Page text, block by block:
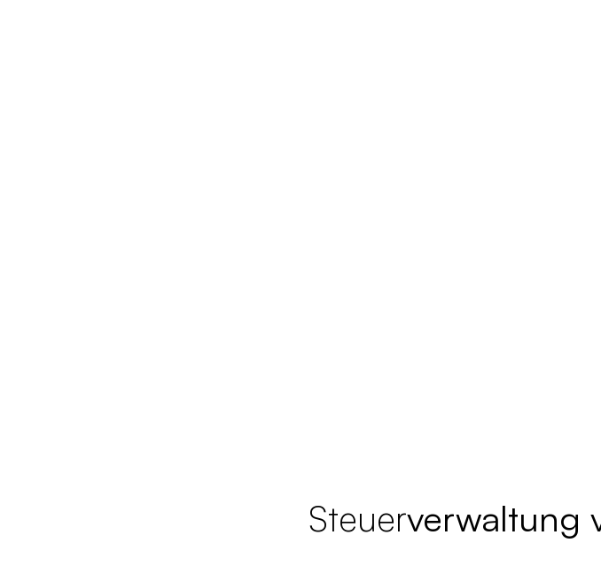
Steuerverwaltung